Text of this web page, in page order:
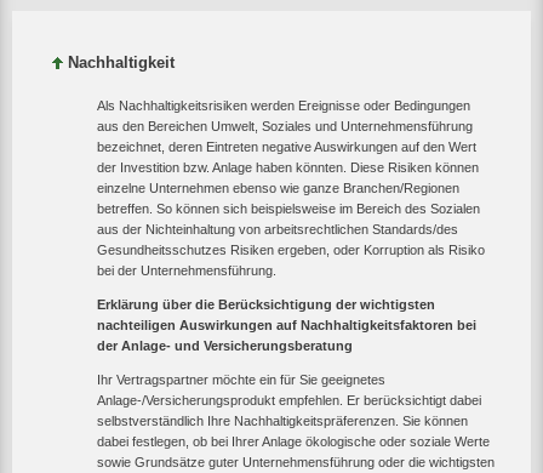
Nachhaltigkeit
Als Nachhaltigkeitsrisiken werden Ereignisse oder Bedingungen
aus den Bereichen Umwelt, Soziales und Unternehmensführung
bezeichnet, deren Eintreten negative Auswirkungen auf den Wert
der Investition bzw. Anlage haben könnten. Diese Risiken können
einzelne Unternehmen ebenso wie ganze Branchen/Regionen
betreffen. So können sich beispielsweise im Bereich des Sozialen
aus der Nichteinhaltung von arbeitsrechtlichen Standards/des
Gesundheitsschutzes Risiken ergeben, oder Korruption als Risiko
bei der Unternehmensführung.
Erklärung über die Berücksichtigung der wichtigsten
nachteiligen Auswirkungen auf Nachhaltigkeitsfaktoren bei
der Anlage- und Versicherungsberatung
Ihr Vertragspartner möchte ein für Sie geeignetes
Anlage-/Versicherungsprodukt empfehlen. Er berücksichtigt dabei
selbstverständlich Ihre Nachhaltigkeitspräferenzen. Sie können
dabei festlegen, ob bei Ihrer Anlage ökologische oder soziale Werte
sowie Grundsätze guter Unternehmensführung oder die wichtigsten